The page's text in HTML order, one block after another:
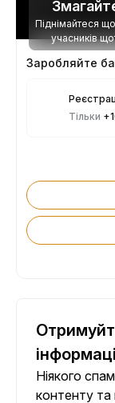
Піднімайтеся
учасників
Заробляйте
Тільки
Ніякого
контенту та